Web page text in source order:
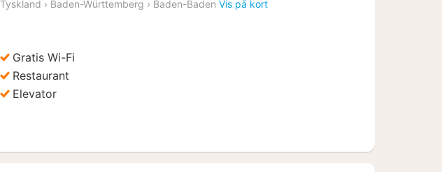
billede
Tyskland › Baden-Württemberg › Baden-Baden Vis på kort
Gratis Wi-Fi
Restaurant
Elevator